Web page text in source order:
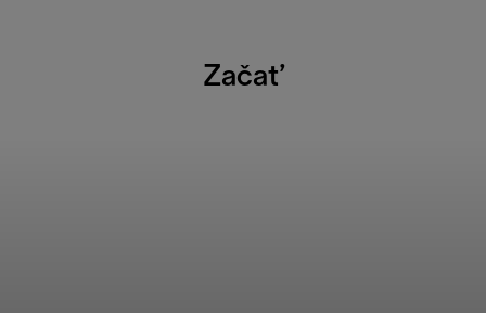
Začať